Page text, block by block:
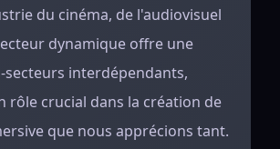
du cinéma, de l'audiovisuel
dynamique offre une
secteurs interdépendants,
rôle crucial dans la création de
que nous apprécions tant.